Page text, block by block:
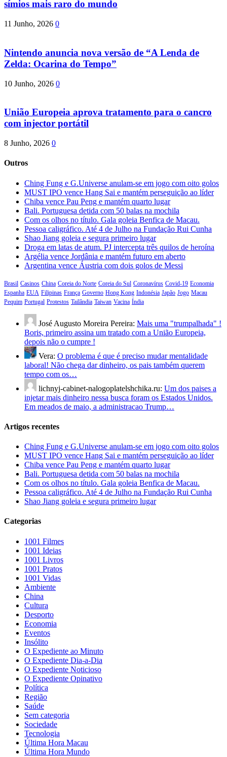
símios mais raro do mundo
11 Junho, 2026 0
Nintendo anuncia nova versão de “A Lenda de
Zelda: Ocarina do Tempo”
10 Junho, 2026 0
União Europeia aprova tratamento para o cancro
com injector portátil
8 Junho, 2026 0
Outros
Ching Fung e G.Universe anulam-se em jogo com oito golos
MUST IPO vence Hang Sai e mantém perseguição ao líder
Chiba vence Pau Peng e mantém quarto lugar
Bali. Portuguesa detida com 50 balas na mochila
Com os olhos no título. Gala goleia Benfica de Macau.
Pessoa caligráfico. Até 4 de Julho na Fundação Rui Cunha
Shao Jiang goleia e segura primeiro lugar
Droga em latas de atum. PJ intercepta três quilos de heroína
Argélia vence Jordânia e mantém futuro em aberto
Argentina vence Áustria com dois golos de Messi
Brasil Casinos China Coreia do Norte Coreia do Sul Coronavírus Covid-19 Economia
Espanha EUA Filipinas França Governo Hong Kong Indonésia Japão Jogo Macau
Pequim Portugal Protestos Tailândia Taiwan Vacina Índia
José Augusto Moreira Pereira: Mais uma "trumpalhada" !
Boris, primeiro assina um tratado com a União Europeia,
depois não o cumpre !
Vera: O problema é que é preciso mudar mentalidade
laboral! Não chega dar dinheiro, os pais também querem
tempo com os…
lichnyj-cabinet-nalogoplatelshchika.ru: Um dos paises a
injetar mais dinheiro nessa busca foram os Estados Unidos.
Em meados de maio, a administracao Trump…
Artigos recentes
Ching Fung e G.Universe anulam-se em jogo com oito golos
MUST IPO vence Hang Sai e mantém perseguição ao líder
Chiba vence Pau Peng e mantém quarto lugar
Bali. Portuguesa detida com 50 balas na mochila
Com os olhos no título. Gala goleia Benfica de Macau.
Pessoa caligráfico. Até 4 de Julho na Fundação Rui Cunha
Shao Jiang goleia e segura primeiro lugar
Categorias
1001 Filmes
1001 Ideias
1001 Livros
1001 Pratos
1001 Vidas
Ambiente
China
Cultura
Desporto
Economia
Eventos
Insólito
O Expediente ao Minuto
O Expediente Dia-a-Dia
O Expediente Noticioso
O Expediente Opinativo
Política
Região
Saúde
Sem categoria
Sociedade
Tecnologia
Última Hora Macau
Última Hora Mundo